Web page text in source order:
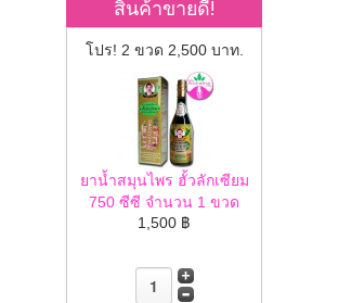
สินค้าขายดี!
โปร! 2 ขวด 2,500 บาท.
ยาน้ำสมุนไพร ฮั้วลักเซียม
750 ซีซี จำนวน 1 ขวด
1,500 ฿